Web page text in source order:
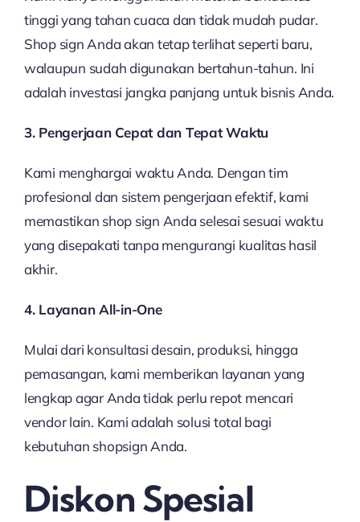
tinggi yang tahan cuaca dan tidak mudah pudar.
Shop sign Anda akan tetap terlihat seperti baru,
walaupun sudah digunakan bertahun-tahun. Ini
adalah investasi jangka panjang untuk bisnis Anda.
3. Pengerjaan Cepat dan Tepat Waktu
Kami menghargai waktu Anda. Dengan tim
profesional dan sistem pengerjaan efektif, kami
memastikan shop sign Anda selesai sesuai waktu
yang disepakati tanpa mengurangi kualitas hasil
akhir.
4. Layanan All-in-One
Mulai dari konsultasi desain, produksi, hingga
pemasangan, kami memberikan layanan yang
lengkap agar Anda tidak perlu repot mencari
vendor lain. Kami adalah solusi total bagi
kebutuhan shopsign Anda.
Diskon Spesial